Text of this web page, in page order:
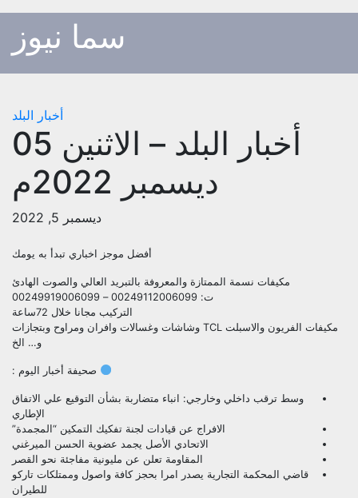
سما نيوز
أخبار البلد
أخبار البلد – الاثنين 05
ديسمبر 2022م
ديسمبر 5, 2022
أفضل موجز اخباري تبدأ به يومك
مكيفات نسمة الممتازة والمعروفة بالتبريد العالي والصوت الهادئ
ت: 00249112006099 – 00249919006099
التركيب مجانا خلال 72ساعة
مكيفات الفريون والاسبلت TCL وشاشات وغسالات وافران ومراوح وبتجازات
و… الخ
صحيفة أخبار اليوم :
وسط ترقب داخلي وخارجي: انباء متضاربة بشأن التوقيع علي الاتفاق
الإطاري
الافراج عن قيادات لجنة تفكيك التمكين “المجمدة”
الاتحادي الأصل يجمد عضوية الحسن الميرغني
المقاومة تعلن عن مليونية مفاجئة نحو القصر
قاضي المحكمة التجارية يصدر امرا بحجز كافة واصول وممتلكات تاركو
للطيران